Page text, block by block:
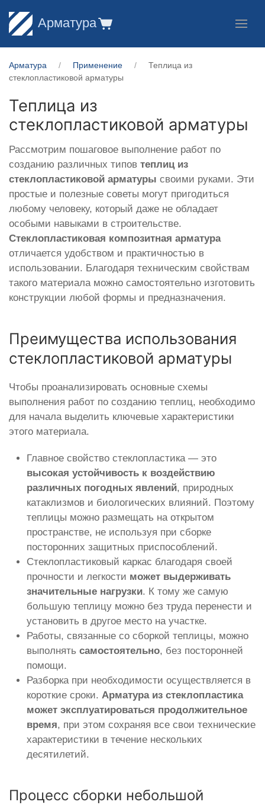
Арматура
Арматура Применение
Теплица из
стеклопластиковой арматуры
Теплица из
стеклопластиковой арматуры
Рассмотрим пошаговое выполнение работ по
созданию различных типов теплиц из
стеклопластиковой арматуры своими руками. Эти
простые и полезные советы могут пригодиться
любому человеку, который даже не обладает
особыми навыками в строительстве.
Стеклопластиковая композитная арматура
отличается удобством и практичностью в
использовании. Благодаря техническим свойствам
такого материала можно самостоятельно изготовить
конструкции любой формы и предназначения.
Преимущества использования
стеклопластиковой арматуры
Чтобы проанализировать основные схемы
выполнения работ по созданию теплиц, необходимо
для начала выделить ключевые характеристики
этого материала.
Главное свойство стеклопластика — это
высокая устойчивость к воздействию
различных погодных явлений, природных
катаклизмов и биологических влияний. Поэтому
теплицы можно размещать на открытом
пространстве, не используя при сборке
посторонних защитных приспособлений.
Стеклопластиковый каркас благодаря своей
прочности и легкости может выдерживать
значительные нагрузки. К тому же самую
большую теплицу можно без труда перенести и
установить в другое место на участке.
Работы, связанные со сборкой теплицы, можно
выполнять самостоятельно, без посторонней
помощи.
Разборка при необходимости осуществляется в
короткие сроки. Арматура из стеклопластика
может эксплуатироваться продолжительное
время, при этом сохраняя все свои технические
характеристики в течение нескольких
десятилетий.
Процесс сборки небольшой